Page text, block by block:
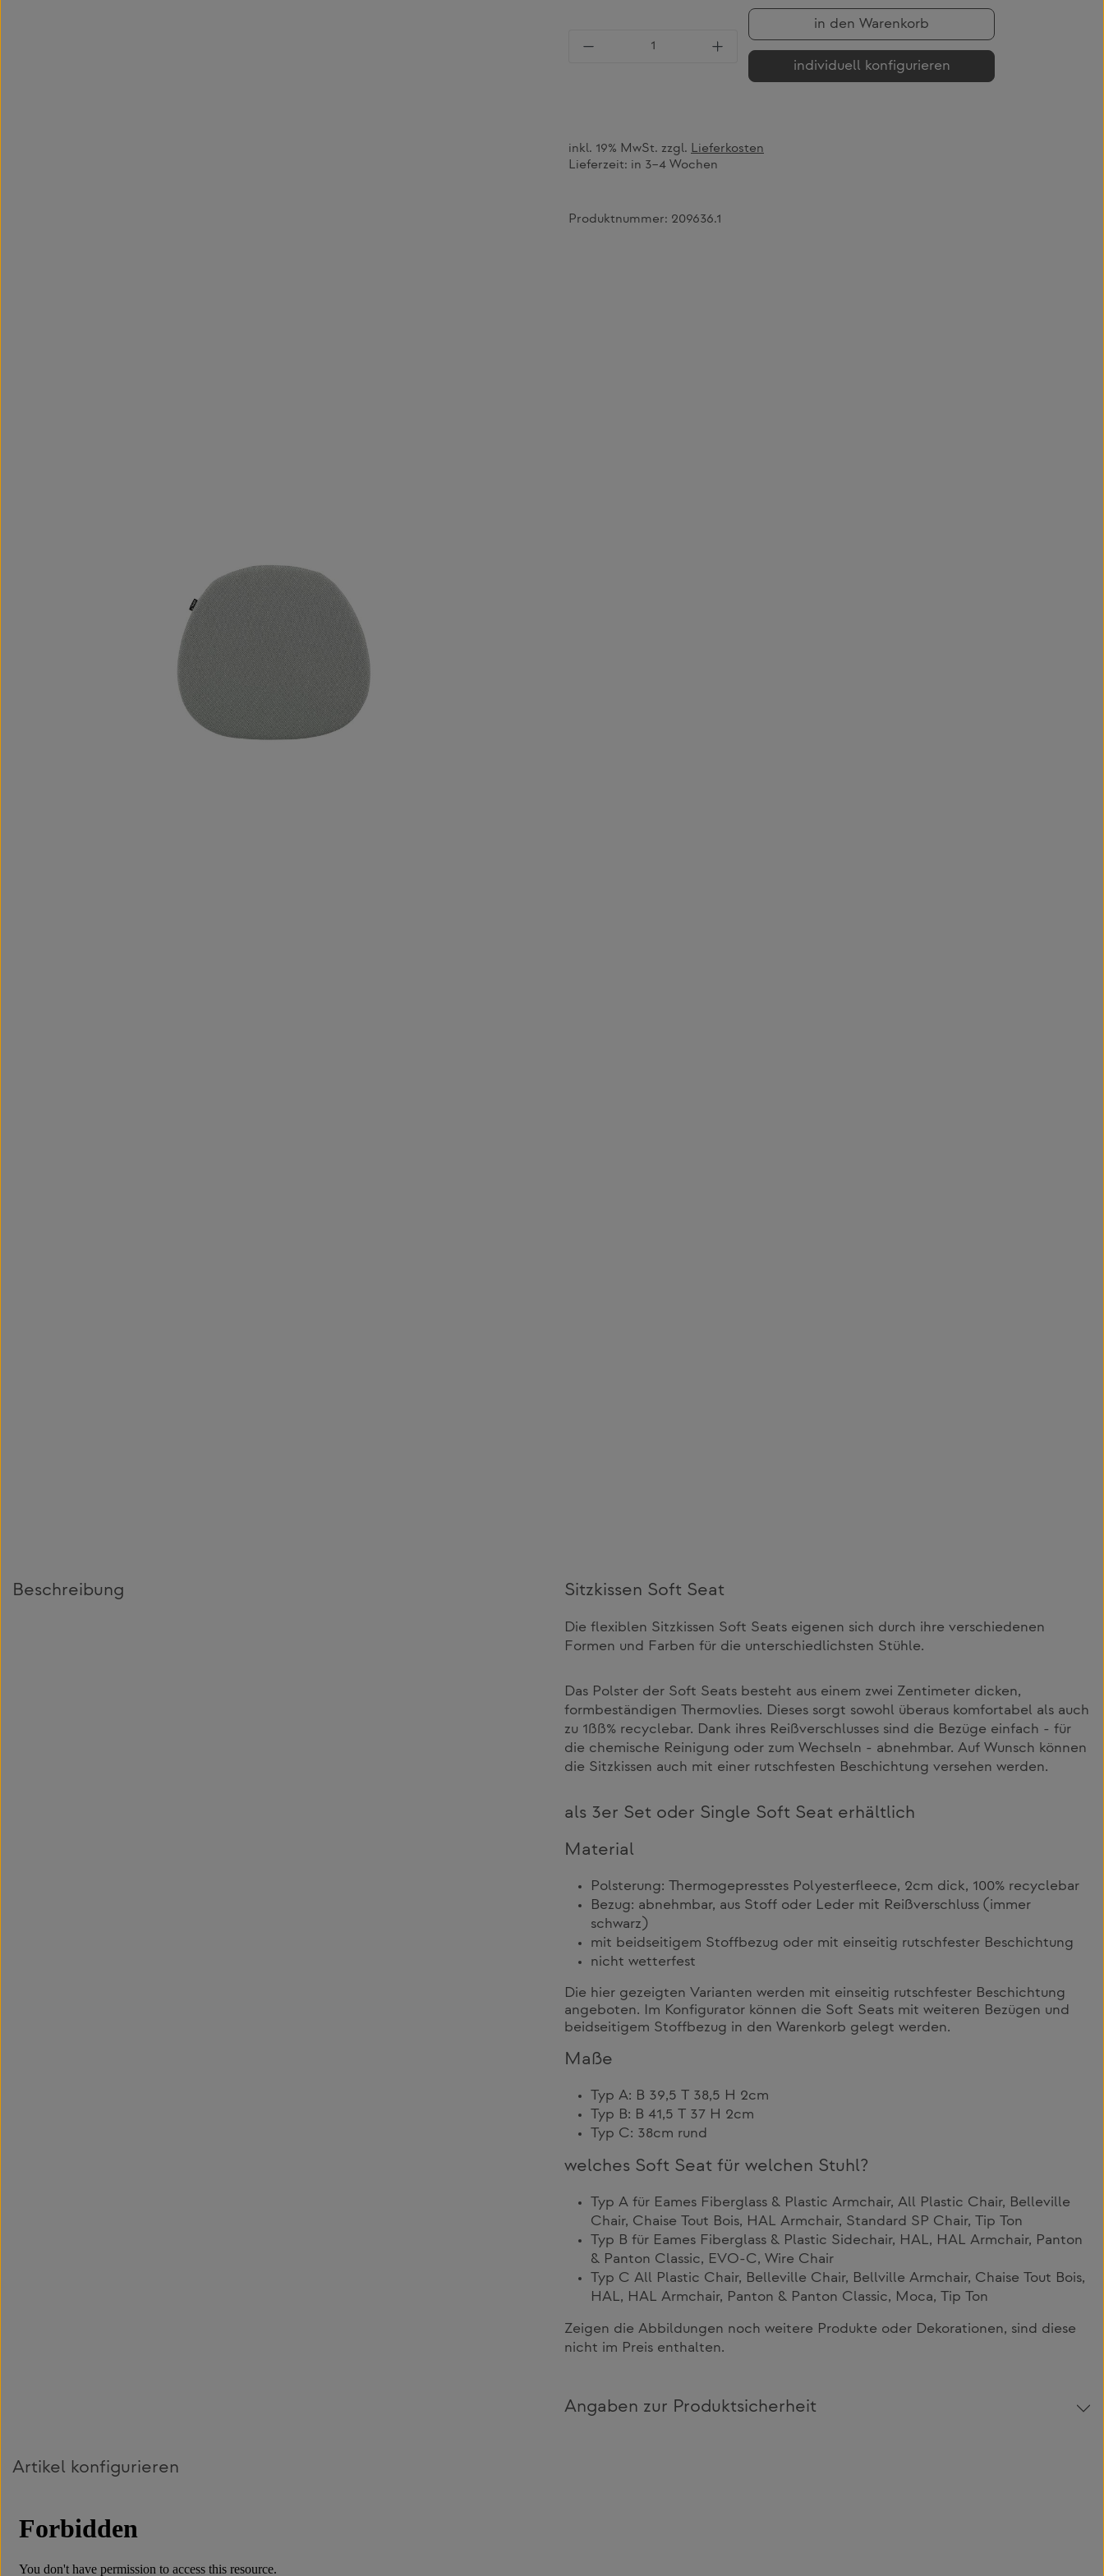
Produkt Anzahl: Gib den gewünschten Wert ein oder
in den Warenkorb
individuell konfigurieren
inkl. 19% MwSt. zzgl. Lieferkosten
Lieferzeit: in 3–4 Wochen
Produktnummer: 209636.1
Beschreibung Sitzkissen Soft Seat
Die flexiblen Sitzkissen Soft Seats eigenen sich durch ihre verschiedenen
Formen und Farben für die unterschiedlichsten Stühle.
Das Polster der Soft Seats besteht aus einem zwei Zentimeter dicken,
formbeständigen Thermovlies. Dieses sorgt sowohl überaus komfortabel als auch
zu 1ßß% recyclebar. Dank ihres Reißverschlusses sind die Bezüge einfach - für
die chemische Reinigung oder zum Wechseln - abnehmbar. Auf Wunsch können
die Sitzkissen auch mit einer rutschfesten Beschichtung versehen werden.
als 3er Set oder Single Soft Seat erhältlich
Material
Polsterung: Thermogepresstes Polyesterfleece, 2cm dick, 100% recyclebar
Bezug: abnehmbar, aus Stoff oder Leder mit Reißverschluss (immer
schwarz)
mit beidseitigem Stoffbezug oder mit einseitig rutschfester Beschichtung
nicht wetterfest
Die hier gezeigten Varianten werden mit einseitig rutschfester Beschichtung
angeboten. Im Konfigurator können die Soft Seats mit weiteren Bezügen und
beidseitigem Stoffbezug in den Warenkorb gelegt werden.
Maße
Typ A: B 39,5 T 38,5 H 2cm
Typ B: B 41,5 T 37 H 2cm
Typ C: 38cm rund
welches Soft Seat für welchen Stuhl?
Typ A für Eames Fiberglass & Plastic Armchair, All Plastic Chair, Belleville
Chair, Chaise Tout Bois, HAL Armchair, Standard SP Chair, Tip Ton
Typ B für Eames Fiberglass & Plastic Sidechair, HAL, HAL Armchair, Panton
& Panton Classic, EVO-C, Wire Chair
Typ C All Plastic Chair, Belleville Chair, Bellville Armchair, Chaise Tout Bois,
HAL, HAL Armchair, Panton & Panton Classic, Moca, Tip Ton
Zeigen die Abbildungen noch weitere Produkte oder Dekorationen, sind diese
nicht im Preis enthalten.
Angaben zur Produktsicherheit
Artikel konfigurieren